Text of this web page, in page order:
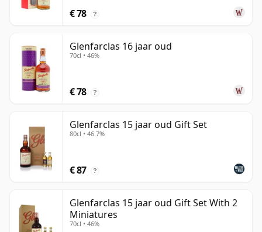
€ 78 ?
Glenfarclas 16 jaar oud
70cl • 46%
€ 78 ?
Glenfarclas 15 jaar oud Gift Set
80cl • 46.7%
€ 87 ?
Glenfarclas 15 jaar oud Gift Set With 2
Miniatures
70cl • 46%